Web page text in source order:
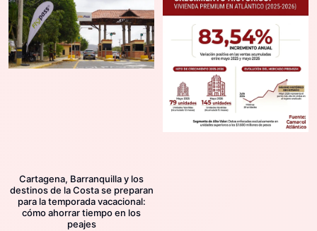
Cartagena, Barranquilla y los
destinos de la Costa se preparan
para la temporada vacacional:
cómo ahorrar tiempo en los
peajes